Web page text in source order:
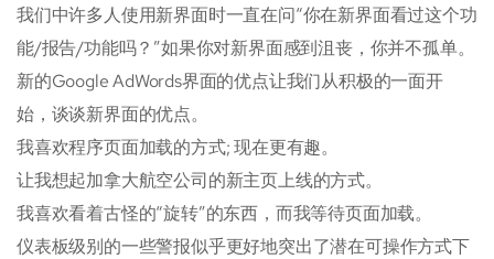
我们中许多人使用新界面时一直在问“你在新界面看过这个功
能/报告/功能吗？”如果你对新界面感到沮丧，你并不孤单。
新的Google AdWords界面的优点让我们从积极的一面开
始，谈谈新界面的优点。
我喜欢程序页面加载的方式; 现在更有趣。
让我想起加拿大航空公司的新主页上线的方式。
我喜欢看着古怪的“旋转”的东西，而我等待页面加载。
仪表板级别的一些警报似乎更好地突出了潜在可操作方式下